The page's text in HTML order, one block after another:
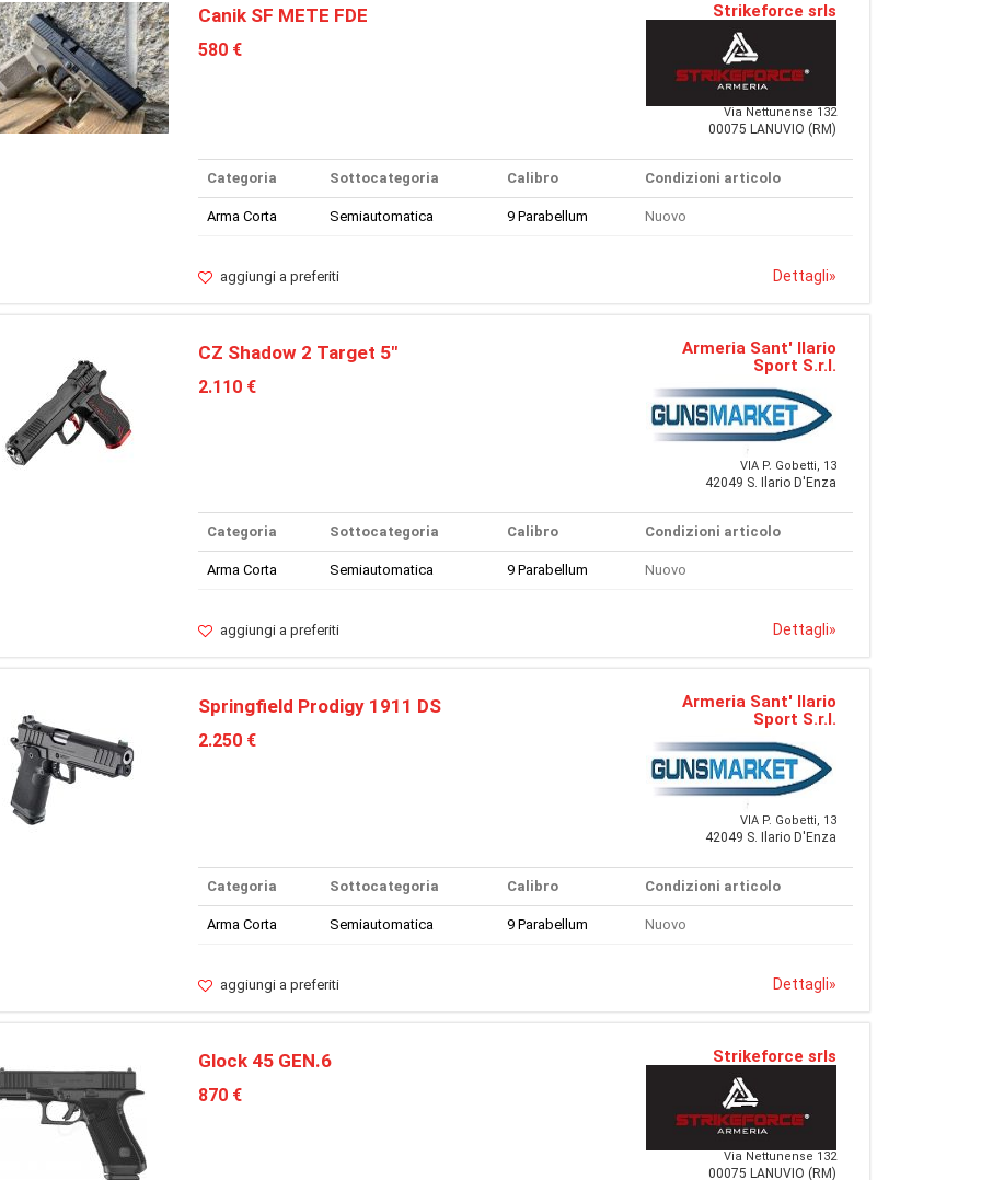
Canik SF METE FDE
580 €
Strikeforce srls
Via Nettunense 132
00075 LANUVIO (RM)
Categoria Sottocategoria Calibro Condizioni articolo
Arma Corta Semiautomatica 9 Parabellum Nuovo
aggiungi a preferiti Dettagli»
CZ Shadow 2 Target 5"
2.110 €
Armeria Sant' Ilario
Sport S.r.l.
VIA P. Gobetti, 13
42049 S. Ilario D'Enza
Categoria Sottocategoria Calibro Condizioni articolo
Arma Corta Semiautomatica 9 Parabellum Nuovo
aggiungi a preferiti Dettagli»
Springfield Prodigy 1911 DS
2.250 €
Armeria Sant' Ilario
Sport S.r.l.
VIA P. Gobetti, 13
42049 S. Ilario D'Enza
Categoria Sottocategoria Calibro Condizioni articolo
Arma Corta Semiautomatica 9 Parabellum Nuovo
aggiungi a preferiti Dettagli»
Glock 45 GEN.6
870 €
Strikeforce srls
Via Nettunense 132
00075 LANUVIO (RM)